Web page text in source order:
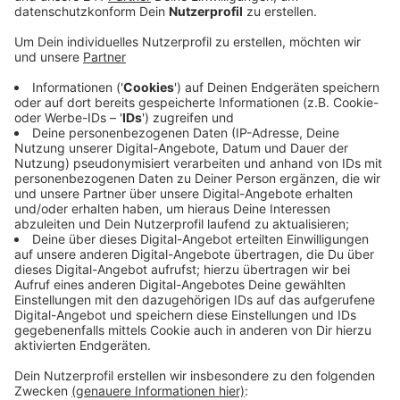
Anzeige
Offenbar ist den Einbrechern damit ein perfektes
Verbrechen gelungen. Die Unbekannten konnten mit
Schmuck, Kunstwerken, Gold und Diamanten im Wert
von über 100.000 Euro flüchten. Wohin? Unklar. Denn
eine Spur zu den Einbrechern gibt es bis heute nicht.
Die Kreispolizei Euskirchen hat ihre
Ermittlungsergebnisse – es waren umfangreiche
Spuren am Tatort gesichert worden – an die
Staatsanwaltschaft weitergegeben. Die hat
inzwischen die Ermittlungen eingestellt. Denn ein
Täter habe nicht ermittelt werden können, sagte ein
Behörden-Sprecher auf Radio Euskirchen-Nachfrage.
Anzeige